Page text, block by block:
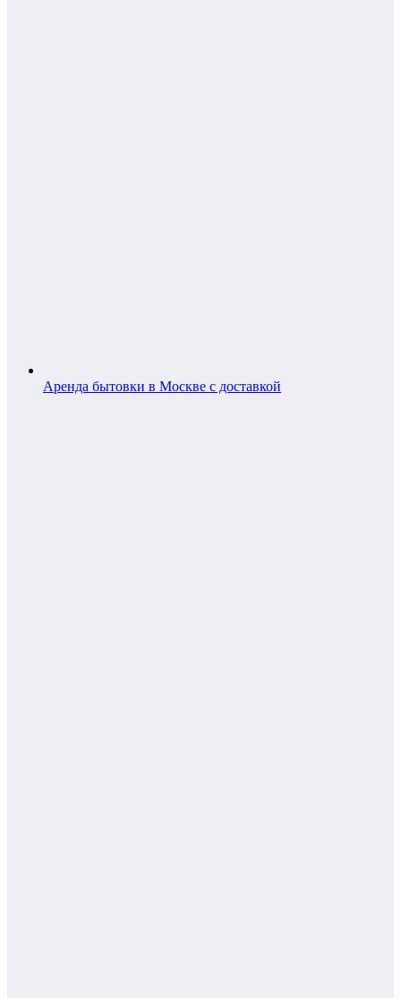
Аренда бытовки в Москве с доставкой